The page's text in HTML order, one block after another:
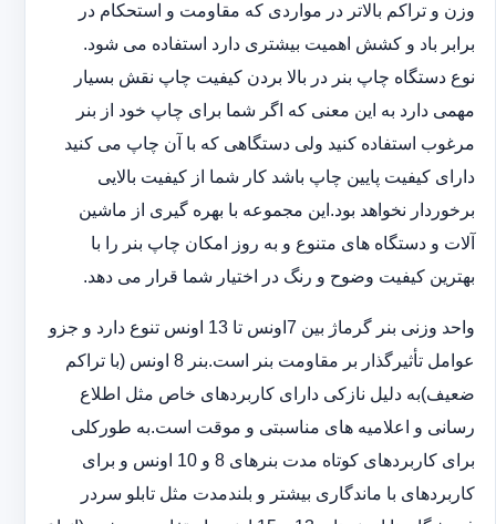
وزن و تراکم بالاتر در مواردی که مقاومت و استحکام در
برابر باد و ‏کشش اهمیت بیشتری دارد استفاده می شود‎.‎
نوع دستگاه چاپ بنر در بالا بردن کیفیت چاپ نقش بسیار
مهمی دارد به این معنی که اگر شما برای چاپ خود از بنر
‏مرغوب استفاده کنید ولی دستگاهی که با آن چاپ می کنید
دارای کیفیت پایین چاپ باشد کار شما از کیفیت بالایی
برخوردار ‏نخواهد بود.این مجموعه با بهره گیری از ماشین
آلات و دستگاه های متنوع و به روز امکان چاپ بنر را با
بهترین کیفیت ‏وضوح و رنگ در اختیار شما قرار می دهد.‏‎
واحد وزنی بنر گرماژ بین ‏‎7‎‏اونس تا 13 اونس تنوع دارد و جزو
عوامل تأثیرگذار بر مقاومت بنر است.بنر 8 اونس (با ‏تراکم
ضعیف)به دلیل نازکی دارای کاربردهای خاص مثل اطلاع
رسانی و اعلامیه های مناسبتی و موقت است.به طورکلی
‏برای کاربردهای کوتاه مدت بنرهای 8 و 10 اونس و برای
کاربردهای با ماندگاری بیشتر و بلندمدت مثل تابلو سردر